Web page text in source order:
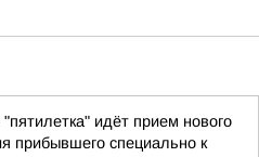
идёт прием нового
прибывшего специально к